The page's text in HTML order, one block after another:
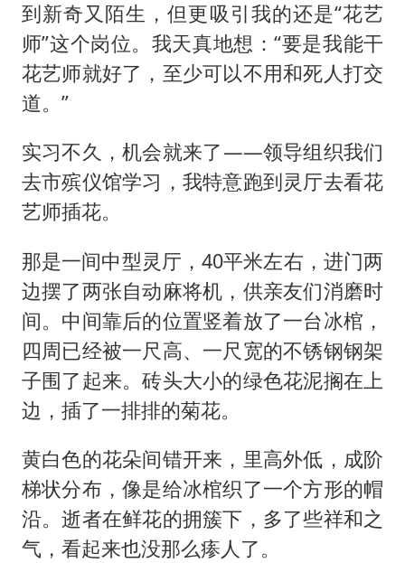
到新奇又陌生，但更吸引我的还是“花艺
师”这个岗位。我天真地想：“要是我能干
花艺师就好了，至少可以不用和死人打交
道。”
实习不久，机会就来了——领导组织我们
去市殡仪馆学习，我特意跑到灵厅去看花
艺师插花。
那是一间中型灵厅，40平米左右，进门两
边摆了两张自动麻将机，供亲友们消磨时
间。中间靠后的位置竖着放了一台冰棺，
四周已经被一尺高、一尺宽的不锈钢钢架
子围了起来。砖头大小的绿色花泥搁在上
边，插了一排排的菊花。
黄白色的花朵间错开来，里高外低，成阶
梯状分布，像是给冰棺织了一个方形的帽
沿。逝者在鲜花的拥簇下，多了些祥和之
气，看起来也没那么瘆人了。